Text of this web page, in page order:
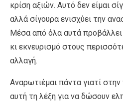
κρίση αξιών. Αυτό δεν είμαι
αλλά σίγουρα ενισχύει την
Μέσα από όλα αυτά
κι εκνευρισμό στους
αλλαγή.
Αναρωτιέμαι πάντα γιατί
αυτή τη λέξη για να δώσουν